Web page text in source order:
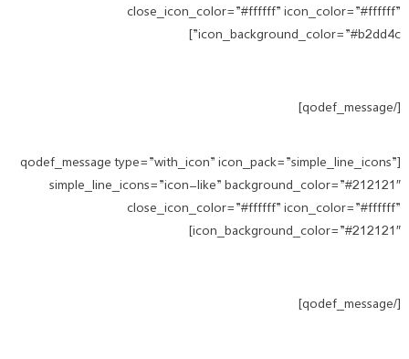
close_icon_color=”#ffffff” icon_color=”#ffffff”
icon_background_color=”#b2dd4c”]
[/qodef_message]
[qodef_message type=”with_icon” icon_pack=”simple_line_icons”
simple_line_icons=”icon-like” background_color=”#212121″
close_icon_color=”#ffffff” icon_color=”#ffffff”
icon_background_color=”#212121″]
[/qodef_message]